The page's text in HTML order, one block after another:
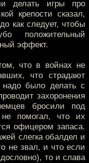
делать игры про
крепости сказал,
как следует, чтобы
положительный
эффект.
что в войнах не
что страдают
было делать с
захоронения
бросили под
помогал, что их
офицером запаса.
слегка обалдел и
не звал, и что если
то и слава